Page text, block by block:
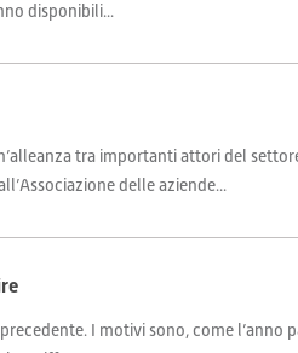
disponibili...
tra importanti attori del
delle aziende...
I motivi sono, come l’anno